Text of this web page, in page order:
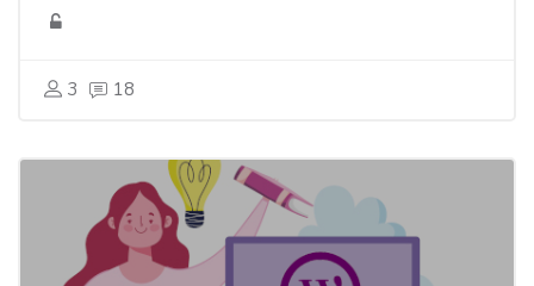
3 18